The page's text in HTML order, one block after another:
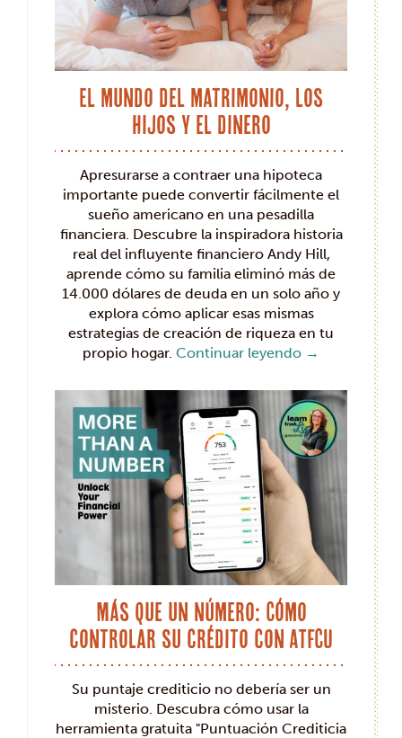
El mundo del matrimonio, los
hijos y el dinero
Apresurarse a contraer una hipoteca
importante puede convertir fácilmente el
sueño americano en una pesadilla
financiera. Descubre la inspiradora historia
real del influyente financiero Andy Hill,
aprende cómo su familia eliminó más de
14.000 dólares de deuda en un solo año y
explora cómo aplicar esas mismas
estrategias de creación de riqueza en tu
propio hogar. Continuar leyendo →
Más que un número: Cómo
controlar su crédito con ATFCU
Su puntaje crediticio no debería ser un
misterio. Descubra cómo usar la
herramienta gratuita "Puntuación Crediticia